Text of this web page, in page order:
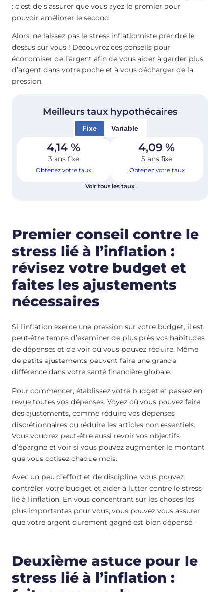
: c’est de s’assurer que vous ayez le premier pour
pouvoir améliorer le second.
Alors, ne laissez pas le stress inflationniste prendre le
dessus sur vous ! Découvrez ces conseils pour
économiser de l’argent afin de vous aider à garder plus
d’argent dans votre poche et à vous décharger de la
pression.
Meilleurs taux hypothécaires
Fixe Variable
4,14 %
3 ans fixe
Obtenez votre taux
4,09 %
5 ans fixe
Obtenez votre taux
Voir tous les taux
Premier conseil contre le
stress lié à l’inflation :
révisez votre budget et
faites les ajustements
nécessaires
Si l’inflation exerce une pression sur votre budget, il est
peut-être temps d’examiner de plus près vos habitudes
de dépenses et de voir où vous pouvez réduire. Même
de petits ajustements peuvent faire une grande
différence dans votre santé financière globale.
Pour commencer, établissez votre budget et passez en
revue toutes vos dépenses. Voyez où vous pouvez faire
des ajustements, comme réduire vos dépenses
discrétionnaires ou réduire les articles non essentiels.
Vous voudrez peut-être aussi revoir vos objectifs
d’épargne et voir si vous pouvez augmenter le montant
que vous cotisez chaque mois.
Avec un peu d’effort et de discipline, vous pouvez
contrôler votre budget et aider à lutter contre le stress
lié à l’inflation. En vous concentrant sur les choses les
plus importantes pour vous, vous pouvez vous assurer
que votre argent durement gagné est bien dépensé.
Deuxième astuce pour le
stress lié à l’inflation :